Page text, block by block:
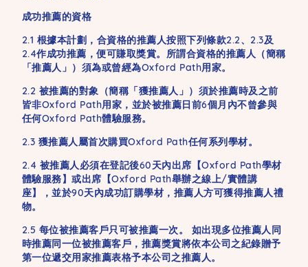
成功推薦的資格
2.1 根據本計劃，合資格的推薦人按照下列條款2.2、2.3及
2.4作成功推薦，便可賺取獎賞。所謂合資格的推薦人（簡稱
「推薦人」）須為或曾經為Oxford Path用家。
2.2 被推薦的對象（簡稱「獲推薦人」）須於推薦時及之前
皆非Oxford Path用家，並於被推薦日前6個月內不曾參與
任何Oxford Path體驗服務。
2.3 獲推薦人屬首次購買Oxford Path任何系列學材。
2.4 被推薦人必須在登記後60天內出席【Oxford Path學材
體驗服務】或出席【Oxford Path舉辦之線上/實體講
座】，並於90天內成功訂購學材，推薦人方可獲得推薦人禮
物。
2.5 每位被推薦客戶只可被推薦一次。 如出現多位推薦人同
時推薦同一位被推薦客戶，推薦獎賞將依本公司之紀錄贈予
第一位遞交用家推薦表格予本公司之推薦人。